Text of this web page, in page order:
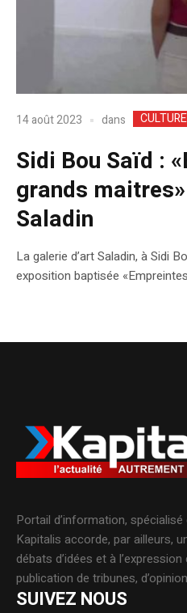
14 août 2023 dans CULTURE
Sidi Bou Saïd :
grands
Saladin
La galerie d’art Saladin, à Sidi
exposition baptisée
Portail d’information,
Kapitalis accorde, par ailleurs,
débats d’idées et à
publication de tribunes,
SUIVEZ NOUS